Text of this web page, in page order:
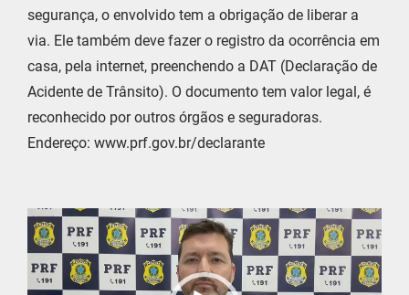
segurança, o envolvido tem a obrigação de liberar a
via. Ele também deve fazer o registro da ocorrência em
casa, pela internet, preenchendo a DAT (Declaração de
Acidente de Trânsito). O documento tem valor legal, é
reconhecido por outros órgãos e seguradoras.
Endereço: www.prf.gov.br/declarante
Tocador
de
vídeo